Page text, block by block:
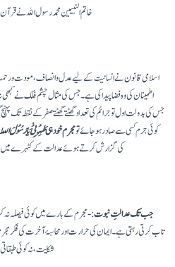
خاتم النبیین محمد رسول اﷲ نے
اسلامی قانون نے انسانیت کے لیے عدل و انصاف، مودت
اطمینان کی وہ فضا پیدا کی ہے۔ جس کی مثال چشم فلک نے کبھی
جس کی بدولت اول تو جرائم کی تعداد گھٹتے گھٹتے صفر کے نقطہ تک
کوئی جرم کسی سے صادر ہو جائے تومجرم خود ہیطَہِّرْنِیْ یَا رَسُوْلَ اللّٰہِ
کی گزارش کرتے ہوئے عدالت کے کٹہرے میں
جب تک عدالتِ نبوت:- مجرم کے بارے میں کوئی فیصلہ
تاب کرتی رہتی ہے۔ ایمان کی حرارت اور محاسبۂ آخرت کی فکر
شکایت، نہ کوئی